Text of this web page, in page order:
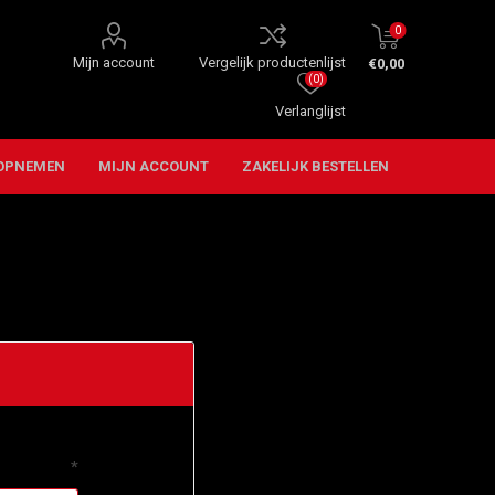
Mijn account Vergelijk productenlijst
Verlanglijst
(0)
0
€0,00
MIJN ACCOUNT ZAKELIJK BESTELLEN
*